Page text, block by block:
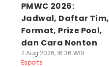
PMWC 2026:
Jadwal, Daftar Tim,
Format, Prize Pool,
dan Cara Nonton
7 Aug 2026, 16:36 WIB
Esports